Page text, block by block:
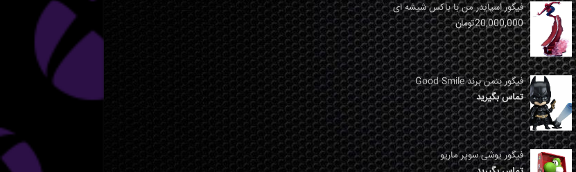
فیگور اسپایدر من با باکس شیشه ای
20,000,000تومان
فیگور بتمن برند Good Smile
تماس بگیرید
فیگور یوشی سوپر ماریو